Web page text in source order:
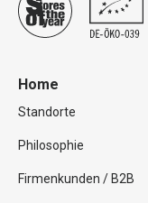
Home
Standorte
Philosophie
Firmenkunden / B2B